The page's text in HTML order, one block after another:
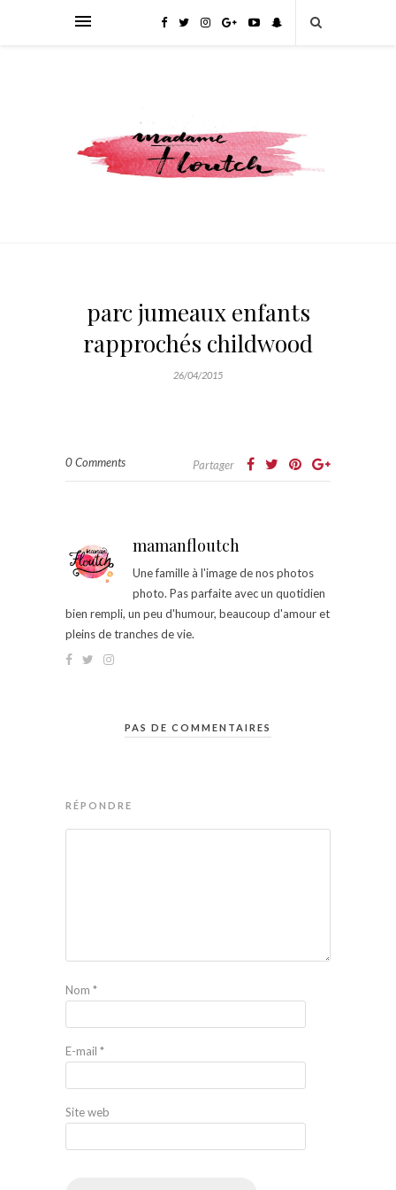
parc jumeaux enfants
rapprochés childwood
26/04/2015
0 Comments Partager
mamanfloutch
Une famille à l'image de nos photos
photo. Pas parfaite avec un quotidien
bien rempli, un peu d'humour, beaucoup d'amour et
pleins de tranches de vie.
PAS DE COMMENTAIRES
RÉPONDRE
Nom *
E-mail *
Site web